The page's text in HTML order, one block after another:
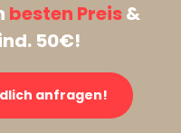
besten Preis&
50€!
anfragen!